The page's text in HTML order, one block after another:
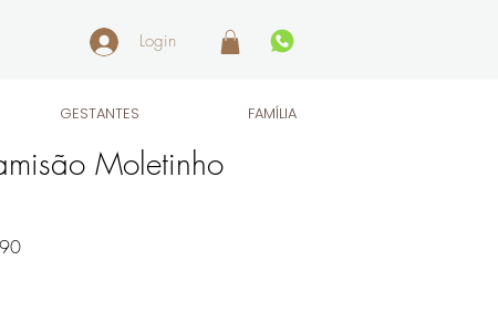
Login
GESTANTES FAMÍLIA
Moletinho
Preço